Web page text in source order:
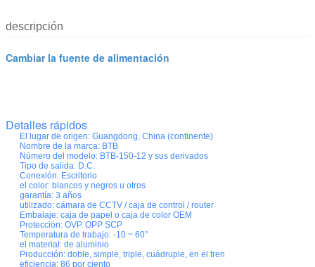
descripción
Cambiar la fuente de alimentación
Detalles rápidos
El lugar de origen: Guangdong, China (continente)
Nombre de la marca: BTB
Número del modelo: BTB-150-12 y sus derivados
Tipo de salida: D.C.
Conexión: Escritorio
el color: blancos y negros u otros
garantía: 3 años
utilizado: cámara de CCTV / caja de control / router
Embalaje: caja de papel o caja de color OEM
Protección: OVP. OPP SCP
Temperatura de trabajo: -10 ~ 60°
el material: de aluminio
Producción: doble, simple, triple, cuádruple, en el tren
eficiencia: 86 por ciento